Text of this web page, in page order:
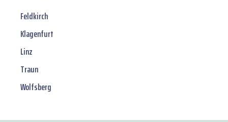
Feldkirch
Klagenfurt
Linz
Traun
Wolfsberg